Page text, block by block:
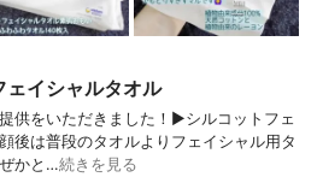
イシャルタオル
供をいただきました！▶シルコットフェ
後は普段のタオルよりフェイシャル用タ
かと…続きを見る